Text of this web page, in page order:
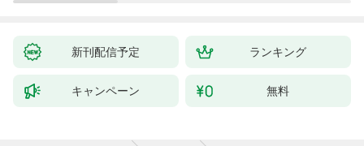
新刊配信予定 ランキング
キャンペーン 無料